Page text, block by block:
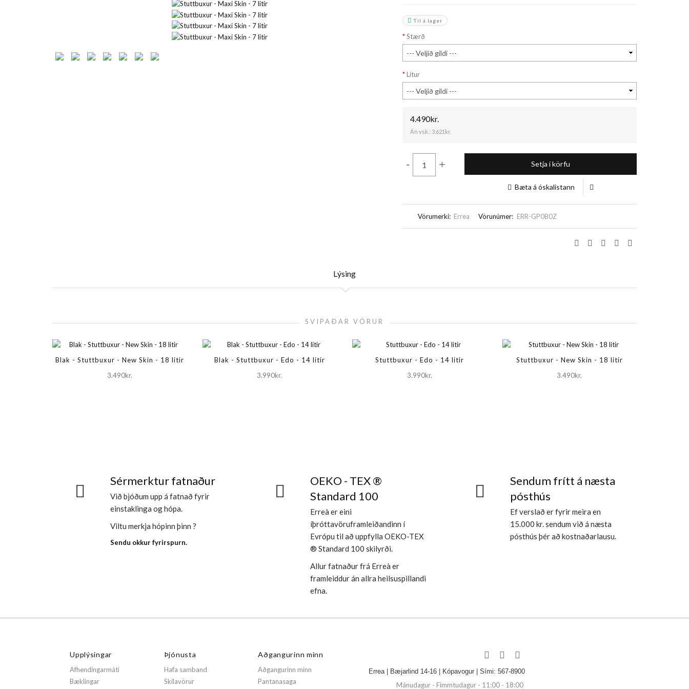
Til á lager
Stærð
Litur
4.490kr.
Án vsk.: 3.621kr.
- + Setja í körfu
Bæta á óskalistann
Vörumerki: Errea Vörunúmer: ERR-GP0B0Z
Lýsing
SVIPAÐAR VÖRUR
Blak - Stuttbuxur - New Skin - 18 litir
3.490kr.
Blak - Stuttbuxur - Edo - 14 litir
3.990kr.
Stuttbuxur - Edo - 14 litir
3.990kr.
Stuttbuxur - New Skin - 18 litir
3.490kr.
Sérmerktur fatnaður
Við bjóðum upp á fatnað fyrir
einstaklinga og hópa.
Viltu merkja hópinn þinn ?
Sendu okkur fyrirspurn.
OEKO - TEX ®
Standard 100
Erreà er eini
íþróttavöruframleiðandinn í
Evrópu til að uppfylla OEKO-TEX
® Standard 100 skilyrði.
Allur fatnaður frá Erreà er
framleiddur án allra heilsuspillandi
efna.
Sendum frítt á næsta
pósthús
Ef verslað er fyrir meira en
15.000 kr. sendum við á næsta
pósthús þér að kostnaðarlausu.
Upplýsingar
Afhendingarmáti
Bæklingar
Þjónusta
Hafa samband
Skilavörur
Aðgangurinn minn
Aðgangurinn minn
Pantanasaga
Errea | Bæjarlind 14-16 | Kópavogur | Sími: 567-8900
Mánudagur - Fimmtudagur - 11:00 - 18:00